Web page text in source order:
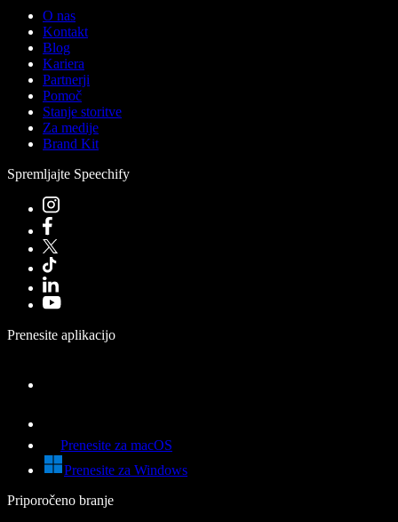
O nas
Kontakt
Blog
Kariera
Partnerji
Pomoč
Stanje storitve
Za medije
Brand Kit
Spremljajte Speechify
Prenesite aplikacijo
Prenesite za macOS
Prenesite za Windows
Priporočeno branje